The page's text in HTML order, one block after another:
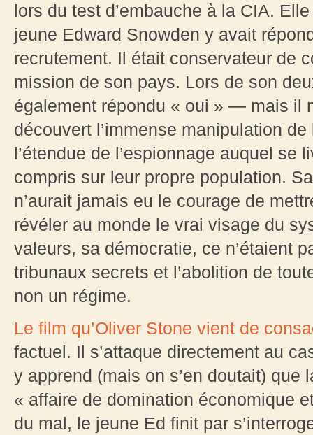
lors du test d’embauche à la CIA.
jeune Edward Snowden y avait
recrutement. Il était conservateur de
mission de son pays. Lors de son
également répondu « oui » — mais il
découvert l’immense manipulation de
l’étendue de l’espionnage auquel
compris sur leur propre population.
n’aurait jamais eu le courage de
révéler au monde le vrai visage du
valeurs, sa démocratie, ce n’étaient
tribunaux secrets et l’abolition de
non un régime.
Le film qu’Oliver Stone vient de
factuel. Il s’attaque directement au
y apprend (mais on s’en doutait) que
« affaire de domination économique
du mal, le jeune Ed finit par